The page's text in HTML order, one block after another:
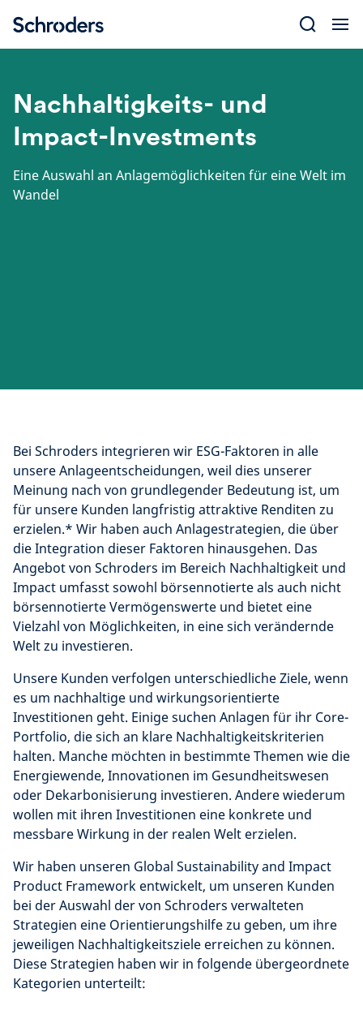
content
Nachhaltigkeits- und
Impact-Investments
Eine Auswahl an Anlagemöglichkeiten für eine Welt im
Wandel
Bei Schroders integrieren wir ESG-Faktoren in alle
unsere Anlageentscheidungen, weil dies unserer
Meinung nach von grundlegender Bedeutung ist, um
für unsere Kunden langfristig attraktive Renditen zu
erzielen.* Wir haben auch Anlagestrategien, die über
die Integration dieser Faktoren hinausgehen. Das
Angebot von Schroders im Bereich Nachhaltigkeit und
Impact umfasst sowohl börsennotierte als auch nicht
börsennotierte Vermögenswerte und bietet eine
Vielzahl von Möglichkeiten, in eine sich verändernde
Welt zu investieren.
Unsere Kunden verfolgen unterschiedliche Ziele, wenn
es um nachhaltige und wirkungsorientierte
Investitionen geht. Einige suchen Anlagen für ihr Core-
Portfolio, die sich an klare Nachhaltigkeitskriterien
halten. Manche möchten in bestimmte Themen wie die
Energiewende, Innovationen im Gesundheitswesen
oder Dekarbonisierung investieren. Andere wiederum
wollen mit ihren Investitionen eine konkrete und
messbare Wirkung in der realen Welt erzielen.
Wir haben unseren Global Sustainability and Impact
Product Framework entwickelt, um unseren Kunden
bei der Auswahl der von Schroders verwalteten
Strategien eine Orientierungshilfe zu geben, um ihre
jeweiligen Nachhaltigkeitsziele erreichen zu können.
Diese Strategien haben wir in folgende übergeordnete
Kategorien unterteilt: